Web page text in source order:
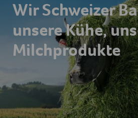
Wir Schweizer
unsere Kühe,
Milchprodukte